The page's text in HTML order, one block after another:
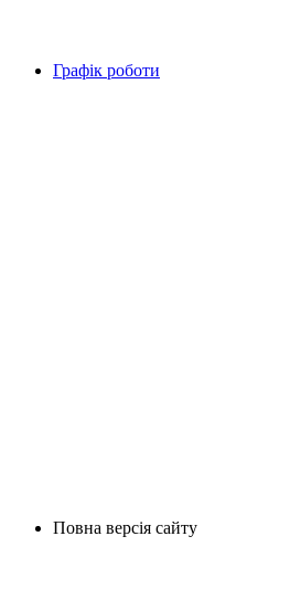
Графік роботи
Повна версія сайту